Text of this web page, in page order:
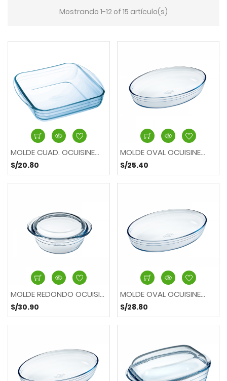
Mostrando 1-12 of 15 artículo(s)
MOLDE CUAD. OCUISINE...
S/20.80
MOLDE OVAL OCUISINE...
S/25.40
MOLDE REDONDO OCUISINE...
S/30.90
MOLDE OVAL OCUISINE...
S/28.80